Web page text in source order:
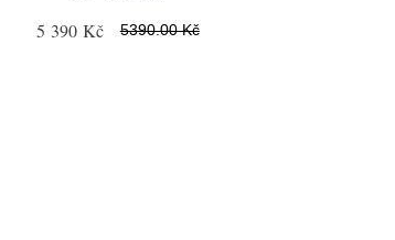
5 390 Kč 5390.00 Kč